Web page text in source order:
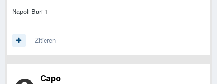
Napoli-Bari 1
Zitieren
Capo